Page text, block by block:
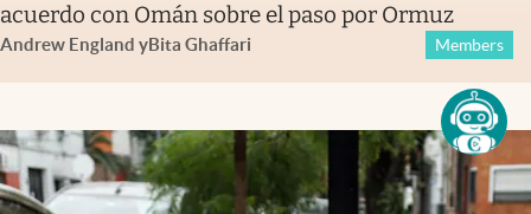
acuerdo con Omán sobre el paso por Ormuz
Andrew England yBita Ghaffari Members